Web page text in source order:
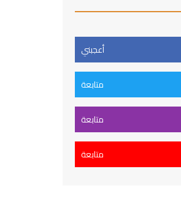
أعجبني
متابعة
متابعة
متابعة